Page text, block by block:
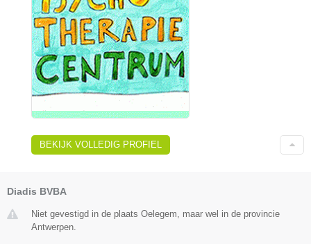
BEKIJK VOLLEDIG PROFIEL
Diadis BVBA
Niet gevestigd in de plaats Oelegem, maar wel in de provincie
Antwerpen.